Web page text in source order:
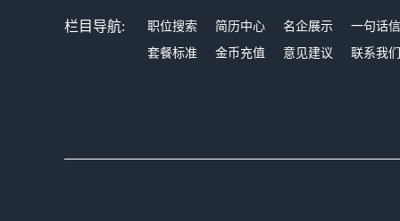
栏目导航: 职位搜索 简历中心 名企展示 一句话
套餐标准
金币充值 意见建议 联系我们